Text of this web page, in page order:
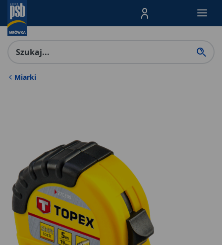
Menu Produktów,
Miarki